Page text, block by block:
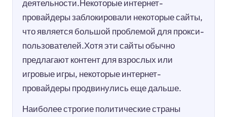
деятельности.Некоторые интернет-
провайдеры заблокировали некоторые сайты,
что является большой проблемой для прокси-
пользователей.Хотя эти сайты обычно
предлагают контент для взрослых или
игровые игры, некоторые интернет-
провайдеры продвинулись еще дальше.
Наиболее строгие политические страны